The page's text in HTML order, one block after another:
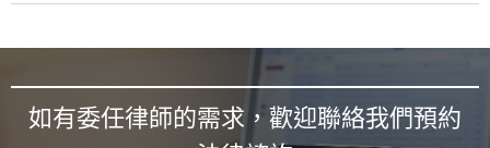
如有委任律師的需求，歡迎聯絡我們預約